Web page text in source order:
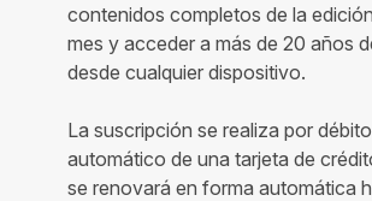
contenidos completos de la
mes y acceder a más de 20 años
desde cualquier dispositivo.
La suscripción se realiza por débito
automático de una tarjeta de
se renovará en forma automática